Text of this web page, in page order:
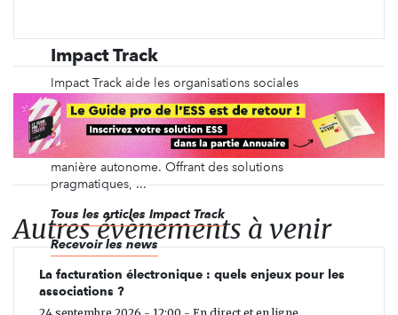
Impact Track
Impact Track aide les organisations sociales
(associations, coopératives, entreprises, …) et les
gestionnaires de portefeuilles (fondations,
mutuelles, associations multi-projets, …) à mesurer,
piloter et communiquer leur impact social de
manière autonome. Offrant des solutions
pragmatiques, ...
Tous les articles Impact Track
Recevoir les news
Autres évènements à venir
La facturation électronique : quels enjeux pour les
associations ?